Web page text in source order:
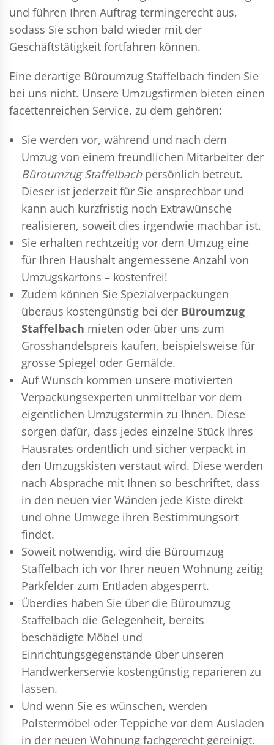
und führen Ihren Auftrag termingerecht aus,
sodass Sie schon bald wieder mit der
Geschäftstätigkeit fortfahren können.
Eine derartige Büroumzug Staffelbach finden Sie
bei uns nicht. Unsere Umzugsfirmen bieten einen
facettenreichen Service, zu dem gehören:
Sie werden vor, während und nach dem
Umzug von einem freundlichen Mitarbeiter der
Büroumzug Staffelbachpersönlich betreut.
Dieser ist jederzeit für Sie ansprechbar und
kann auch kurzfristig noch Extrawünsche
realisieren, soweit dies irgendwie machbar ist.
Sie erhalten rechtzeitig vor dem Umzug eine
für Ihren Haushalt angemessene Anzahl von
Umzugskartons – kostenfrei!
Zudem können Sie Spezialverpackungen
überaus kostengünstig bei der Büroumzug
Staffelbach mieten oder über uns zum
Grosshandelspreis kaufen, beispielsweise für
grosse Spiegel oder Gemälde.
Auf Wunsch kommen unsere motivierten
Verpackungsexperten unmittelbar vor dem
eigentlichen Umzugstermin zu Ihnen. Diese
sorgen dafür, dass jedes einzelne Stück Ihres
Hausrates ordentlich und sicher verpackt in
den Umzugskisten verstaut wird. Diese werden
nach Absprache mit Ihnen so beschriftet, dass
in den neuen vier Wänden jede Kiste direkt
und ohne Umwege ihren Bestimmungsort
findet.
Soweit notwendig, wird die Büroumzug
Staffelbach ich vor Ihrer neuen Wohnung zeitig
Parkfelder zum Entladen abgesperrt.
Überdies haben Sie über die Büroumzug
Staffelbach die Gelegenheit, bereits
beschädigte Möbel und
Einrichtungsgegenstände über unseren
Handwerkerservie kostengünstig reparieren zu
lassen.
Und wenn Sie es wünschen, werden
Polstermöbel oder Teppiche vor dem Ausladen
in der neuen Wohnung fachgerecht gereinigt.